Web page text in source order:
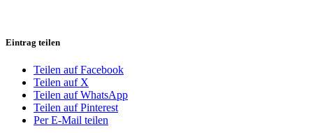
Eintrag teilen
Teilen auf Facebook
Teilen auf X
Teilen auf WhatsApp
Teilen auf Pinterest
Per E-Mail teilen